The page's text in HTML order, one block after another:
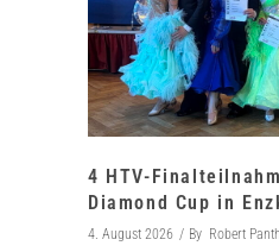
4 HTV-
Diamond Cup in
4. August 2026 By Robert